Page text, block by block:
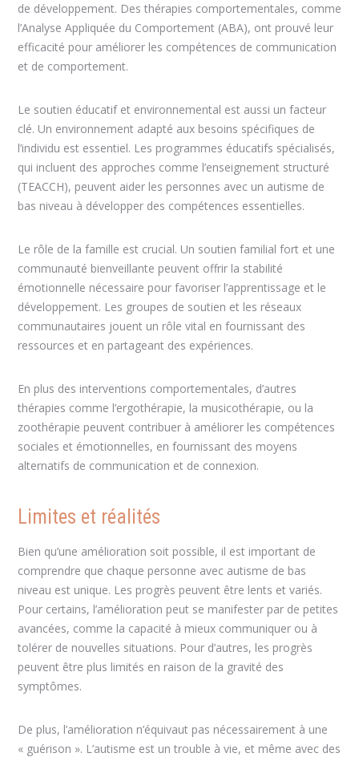
de développement. Des thérapies comportementales, comme
l’Analyse Appliquée du Comportement (ABA), ont prouvé leur
efficacité pour améliorer les compétences de communication
et de comportement.
Le soutien éducatif et environnemental est aussi un facteur
clé. Un environnement adapté aux besoins spécifiques de
l’individu est essentiel. Les programmes éducatifs spécialisés,
qui incluent des approches comme l’enseignement structuré
(TEACCH), peuvent aider les personnes avec un autisme de
bas niveau à développer des compétences essentielles.
Le rôle de la famille est crucial. Un soutien familial fort et une
communauté bienveillante peuvent offrir la stabilité
émotionnelle nécessaire pour favoriser l’apprentissage et le
développement. Les groupes de soutien et les réseaux
communautaires jouent un rôle vital en fournissant des
ressources et en partageant des expériences.
En plus des interventions comportementales, d’autres
thérapies comme l’ergothérapie, la musicothérapie, ou la
zoothérapie peuvent contribuer à améliorer les compétences
sociales et émotionnelles, en fournissant des moyens
alternatifs de communication et de connexion.
Limites et réalités
Bien qu’une amélioration soit possible, il est important de
comprendre que chaque personne avec autisme de bas
niveau est unique. Les progrès peuvent être lents et variés.
Pour certains, l’amélioration peut se manifester par de petites
avancées, comme la capacité à mieux communiquer ou à
tolérer de nouvelles situations. Pour d’autres, les progrès
peuvent être plus limités en raison de la gravité des
symptômes.
De plus, l’amélioration n’équivaut pas nécessairement à une
« guérison ». L’autisme est un trouble à vie, et même avec des